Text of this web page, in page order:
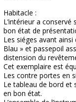
Habitacle :
L’intérieur a
bon état de
Les siéges avant
Blau » et passepoil
distension du
Cet exemplaire est
Les contre portes en
Le tableau de bord et
en bon état.